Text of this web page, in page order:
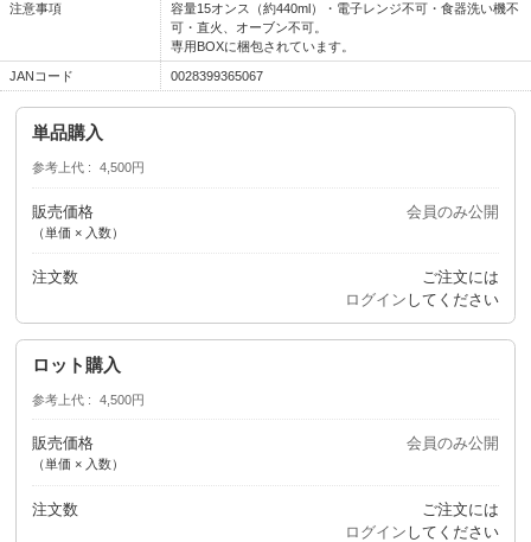
注意事項
容量15オンス（約440ml）・電子レンジ不可・食器洗い機不
可・直火、オーブン不可。
専用BOXに梱包されています。
JANコード 0028399365067
単品購入
参考上代 4,500円
販売価格
（単価 × 入数）
会員のみ公開
注文数
ご注文には
ログイン してください
ロット購入
参考上代 4,500円
販売価格
（単価 × 入数）
会員のみ公開
注文数
ご注文には
ログイン してください